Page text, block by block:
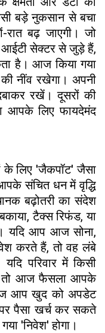
बड़े नुकसान से बचा
बढ़ जाएगी। जो
सेक्टर से जुड़े हैं,
है। आज किया गया
नींव रखेगा। अपनी
रखें। दूसरों की
आपके लिए फायदेमंद
के लिए 'जैकपॉट' जैसा
संचित धन में वृद्धि
बढ़ोतरी का संदेश
टैक्स रिफंड, या
यदि आप आज सोना,
करते हैं, तो वह लंबे
परिवार में किसी
तो आज फैसला आपके
आप खुद को अपडेट
पैसा खर्च कर सकते
'निवेश' होगा।